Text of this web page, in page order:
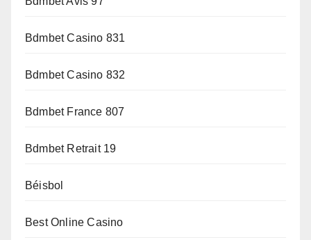
Bdmbet Casino 831
Bdmbet Casino 832
Bdmbet France 807
Bdmbet Retrait 19
Béisbol
Best Online Casino